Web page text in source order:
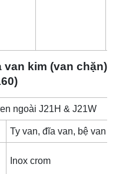
van kim (van chặn)
ngoài J21H & J21W
Ty van, đĩa van, bệ van
Inox crom